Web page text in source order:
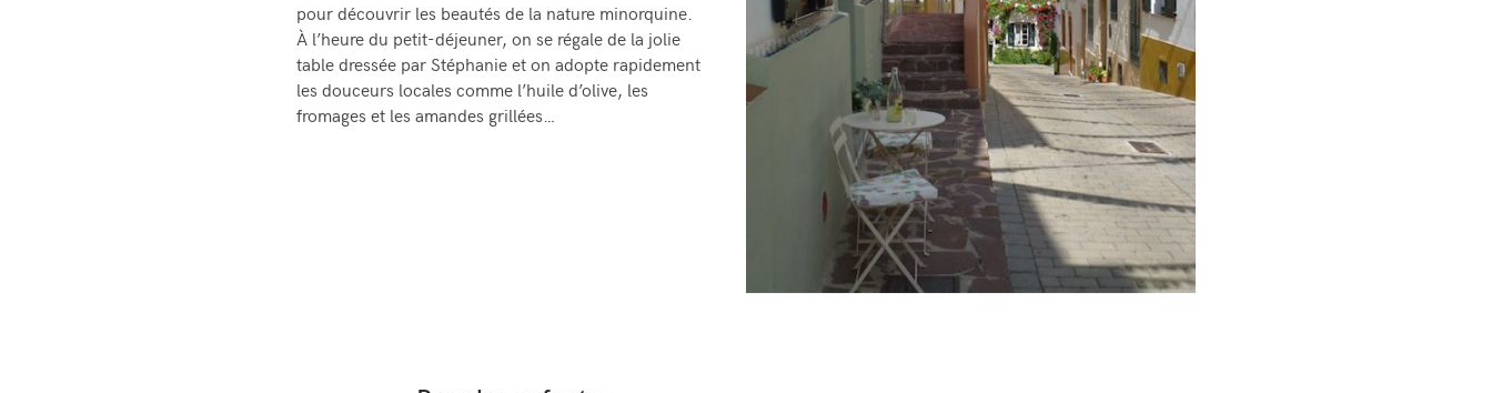
pour découvrir les beautés de la nature minorquine.
À l’heure du petit-déjeuner, on se régale de la jolie
table dressée par Stéphanie et on adopte rapidement
les douceurs locales comme l’huile d’olive, les
fromages et les amandes grillées…